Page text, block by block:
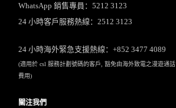
WhatsApp 銷售專員：5212 3123
24 小時客戶服務熱線：2512 3123
24 小時海外緊急支援熱線：+852 3477 4089
(適用於 csl 服務計劃號碼的客戶, 豁免由海外致電之漫遊通話
費用)
關注我們